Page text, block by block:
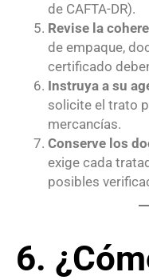
de CAFTA-DR).
Revise la
de empaque,
certificado
Instruya a su
solicite el trato
mercancías.
Conserve los
exige cada
posibles
6.